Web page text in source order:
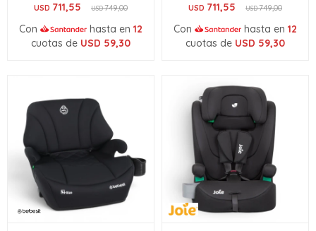
USD 711,55 USD749,00
Con hasta en 12
cuotas de USD 59,30
USD 711,55 USD749,00
Con hasta en 12
cuotas de USD 59,30